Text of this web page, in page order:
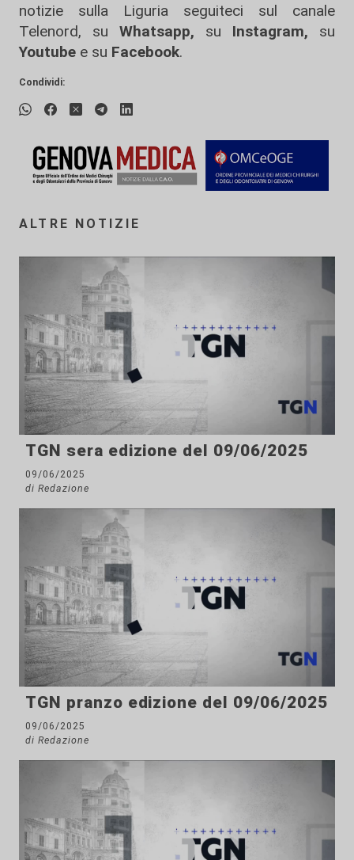
notizie sulla Liguria seguiteci sul canale
Telenord, su
Whatsapp, su Instagram, su
Youtube e su Facebook.
Condividi:
ALTRE NOTIZIE
TGN sera edizione del 09/06/2025
09/06/2025
di Redazione
TGN pranzo edizione del 09/06/2025
09/06/2025
di Redazione